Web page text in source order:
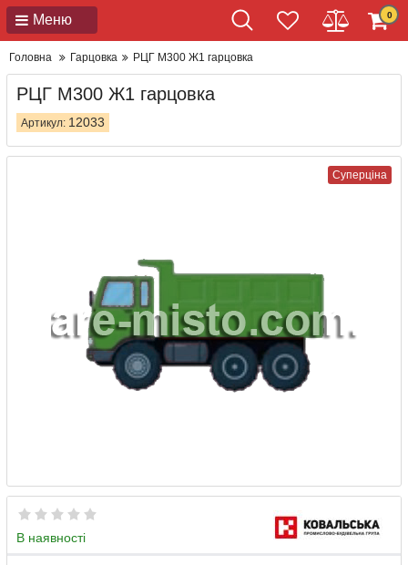
Меню 0
Головна Гарцовка РЦГ М300 Ж1 гарцовка
РЦГ М300 Ж1 гарцовка
Артикул: 12033
Суперціна
В наявності